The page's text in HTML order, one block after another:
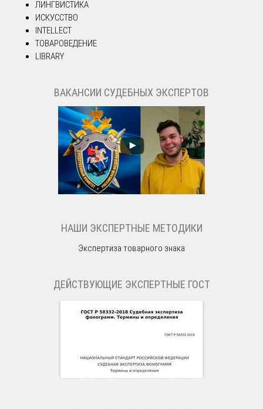
ЛИНГВИСТИКА
ИСКУССТВО
INTELLECT
ТОВАРОВЕДЕНИЕ
LIBRARY
ВАКАНСИИ СУДЕБНЫХ ЭКСПЕРТОВ
НАШИ ЭКСПЕРТНЫЕ МЕТОДИКИ
Экспертиза товарного знака
ДЕЙСТВУЮЩИЕ ЭКСПЕРТНЫЕ ГОСТ